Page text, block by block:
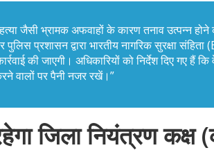
जैसी भ्रामक अफवाहों के कारण तनाव उत्पन्न
प्रशासन द्वारा भारतीय नागरिक सुरक्षा
की जाएगी । अधिकारियों को निर्देश दिए गए हैं
वालों पर पैनी नजर रखें।”
जिला नियंत्रण